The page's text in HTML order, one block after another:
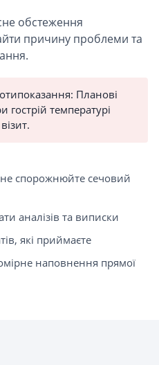
обстеження
причину проблеми та
Планові
температурі
спорожнюйте сечовий
аналізів та виписки
які приймаєте
наповнення прямої